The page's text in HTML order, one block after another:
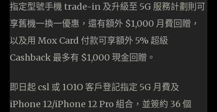
指定型號手機 trade-in 及升級至 5G 服務計劃則可
享舊機一換一優惠，還有額外 $1,000 月費回贈，
以及用 Mox Card 付款可享額外 5% 超級
Cashback 最多有 $1,000 現金回贈。
即日起 csl 或 1O1O 客戶登記指定 5G 月費及
iPhone 12/iPhone 12 Pro 組合，並簽約 36 個